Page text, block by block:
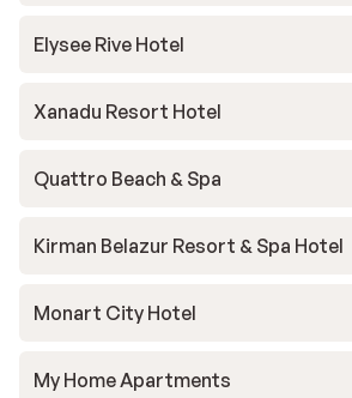
Elysee Rive Hotel
Xanadu Resort Hotel
Quattro Beach & Spa
Kirman Belazur Resort & Spa Hotel
Monart City Hotel
My Home Apartments